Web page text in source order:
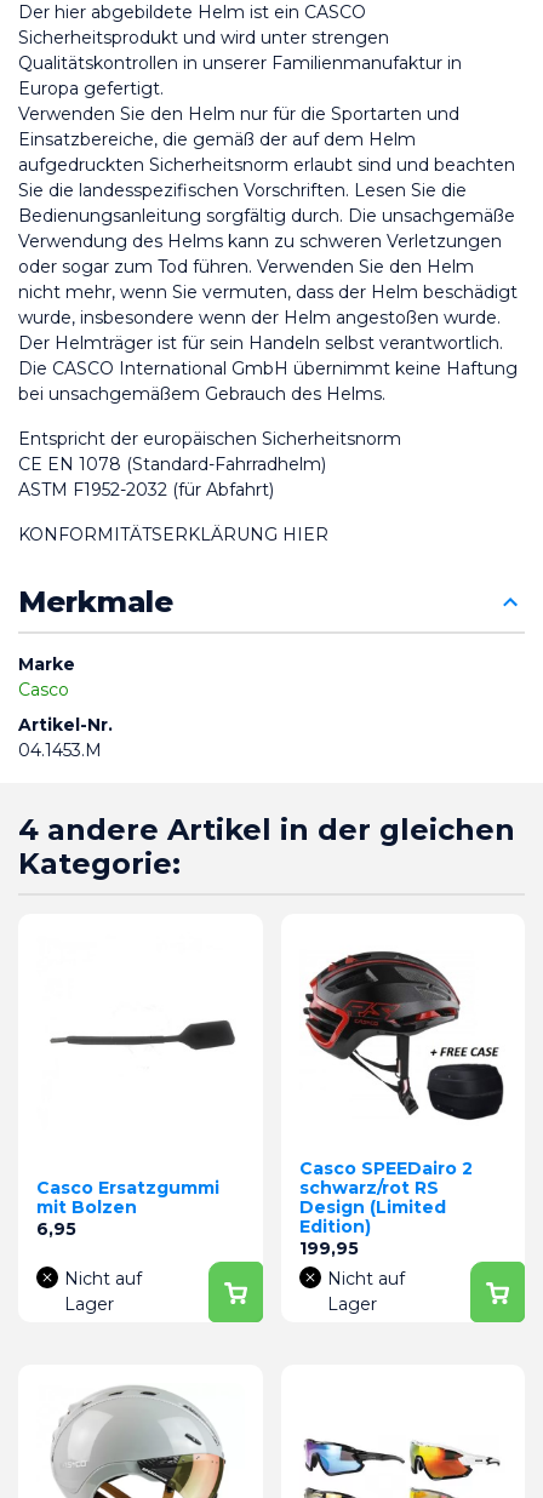
Der hier abgebildete Helm ist ein CASCO
Sicherheitsprodukt und wird unter strengen
Qualitätskontrollen in unserer Familienmanufaktur in
Europa gefertigt.
Verwenden Sie den Helm nur für die Sportarten und
Einsatzbereiche, die gemäß der auf dem Helm
aufgedruckten Sicherheitsnorm erlaubt sind und beachten
Sie die landesspezifischen Vorschriften. Lesen Sie die
Bedienungsanleitung sorgfältig durch. Die unsachgemäße
Verwendung des Helms kann zu schweren Verletzungen
oder sogar zum Tod führen. Verwenden Sie den Helm
nicht mehr, wenn Sie vermuten, dass der Helm beschädigt
wurde, insbesondere wenn der Helm angestoßen wurde.
Der Helmträger ist für sein Handeln selbst verantwortlich.
Die CASCO International GmbH übernimmt keine Haftung
bei unsachgemäßem Gebrauch des Helms.
Entspricht der europäischen Sicherheitsnorm
CE EN 1078 (Standard-Fahrradhelm)
ASTM F1952-2032 (für Abfahrt)
KONFORMITÄTSERKLÄRUNG HIER
Merkmale
Marke
Casco
Artikel-Nr.
04.1453.M
4 andere Artikel in der gleichen
Kategorie:
Casco Ersatzgummi
mit Bolzen
Preis
6,95
Nicht auf
Lager
Casco SPEEDairo 2
schwarz/rot RS
Design (Limited
Edition)
Preis
199,95
Nicht auf
Lager